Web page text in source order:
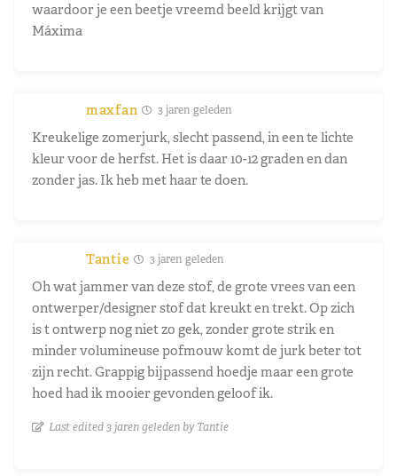
waardoor je een beetje vreemd beeld krijgt van
Máxima
maxfan 3 jaren geleden
Kreukelige zomerjurk, slecht passend, in een te lichte
kleur voor de herfst. Het is daar 10-12 graden en dan
zonder jas. Ik heb met haar te doen.
Tantie 3 jaren geleden
Oh wat jammer van deze stof, de grote vrees van een
ontwerper/designer stof dat kreukt en trekt. Op zich
is t ontwerp nog niet zo gek, zonder grote strik en
minder volumineuse pofmouw komt de jurk beter tot
zijn recht. Grappig bijpassend hoedje maar een grote
hoed had ik mooier gevonden geloof ik.
Last edited 3 jaren geleden by Tantie